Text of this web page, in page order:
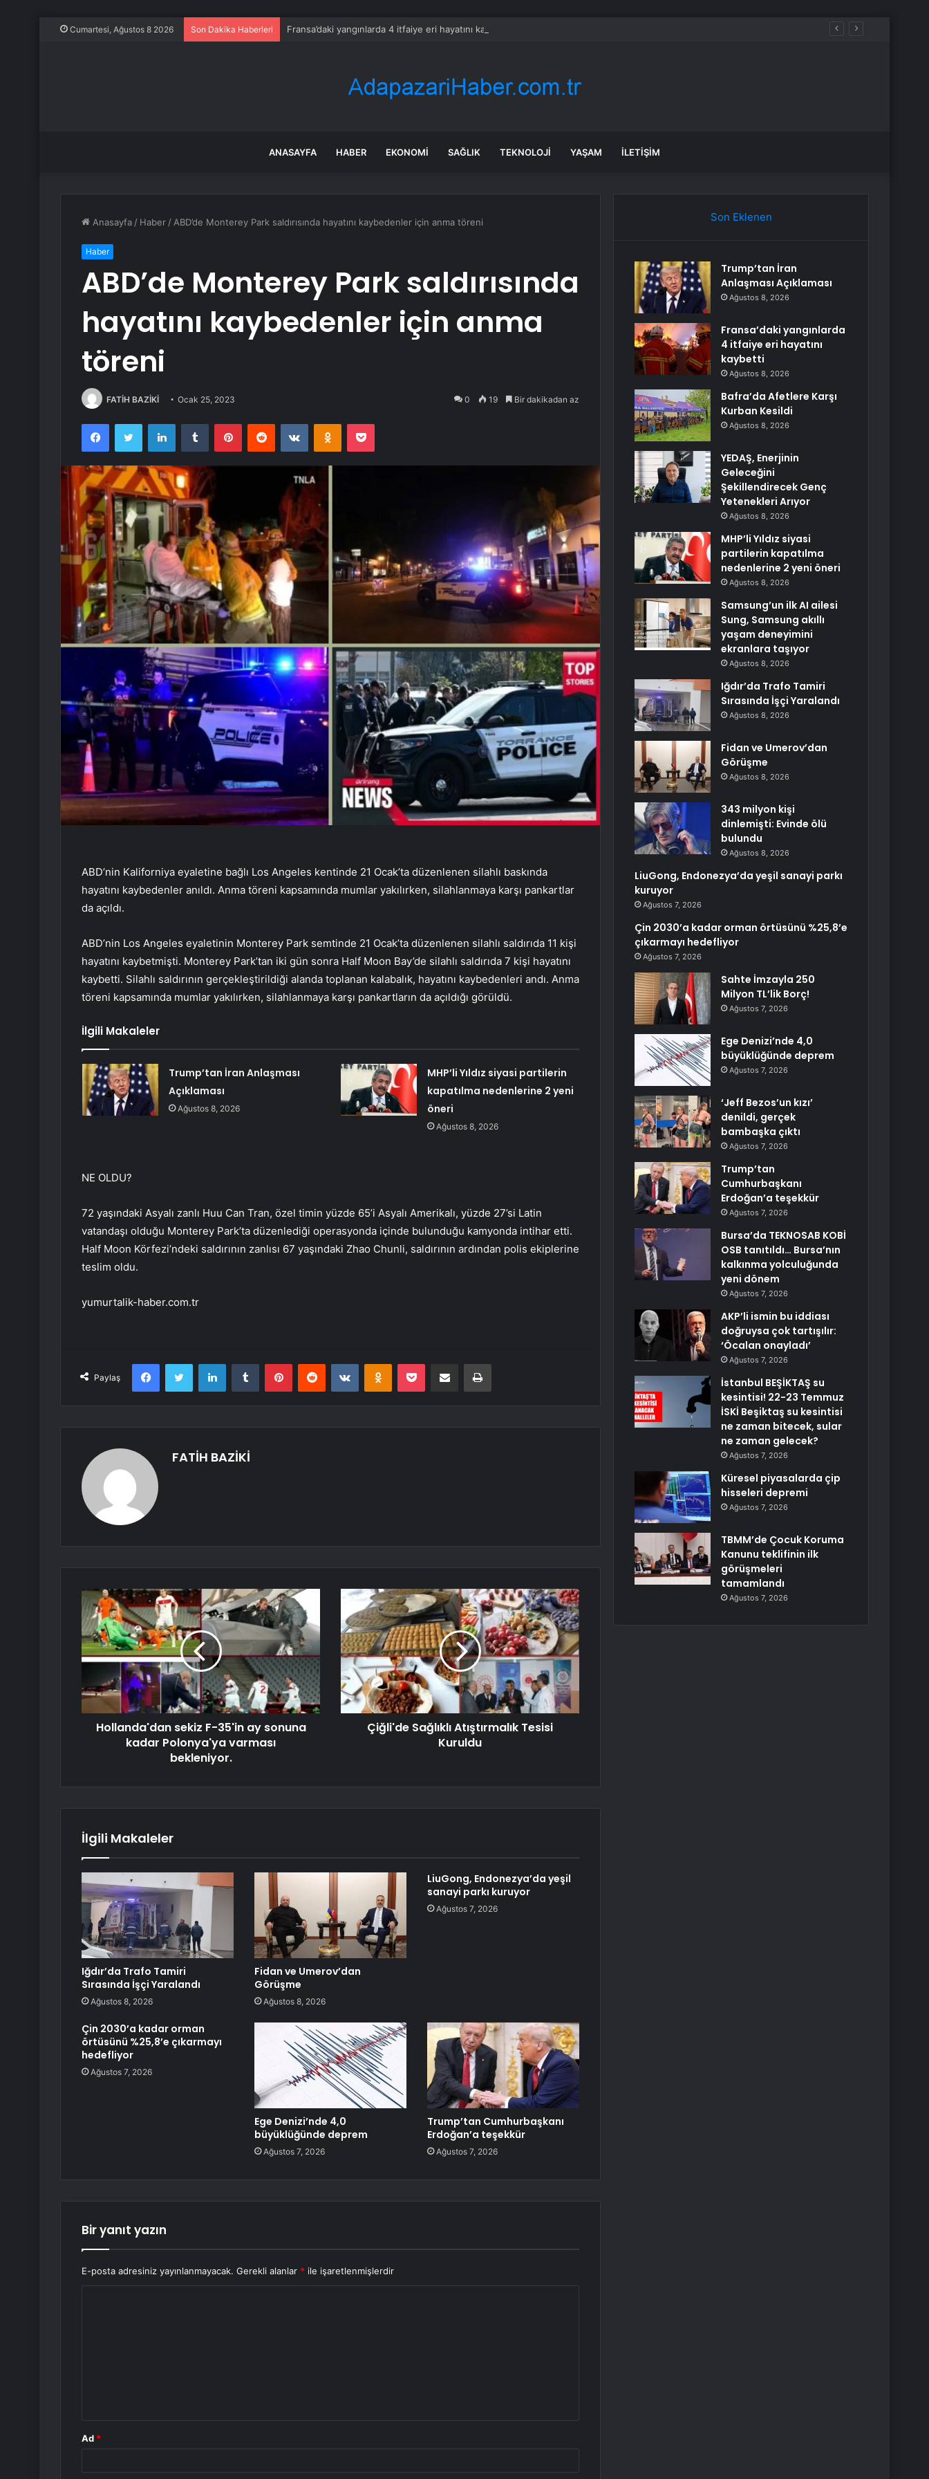
Cumartesi, Ağustos 8 2026 Son Dakika Haberleri Fransa’daki yangınlarda 4 itfaiye eri hayatını kaybetti
ANASAYFA HABER EKONOMI SAĞLIK TEKNOLOJI YAŞAM İLETIŞIM
Anasayfa / Haber / ABD’de Monterey Park saldırısında hayatını kaybedenler için anma töreni
Haber
ABD’de Monterey Park saldırısında
hayatını kaybedenler için anma
töreni
FATİH BAZİKİ Ocak 25, 2023 0 19 Bir dakikadan az
FacebookTwitter LinkedInTumblr PinterestReddit VKontakteOdnoklassniki
Pocket
ABD’nin Kaliforniya eyaletine bağlı Los Angeles kentinde 21 Ocak’ta düzenlenen silahlı baskında
hayatını kaybedenler anıldı. Anma töreni kapsamında mumlar yakılırken, silahlanmaya karşı pankartlar
da açıldı.
ABD’nin Los Angeles eyaletinin Monterey Park semtinde 21 Ocak’ta düzenlenen silahlı saldırıda 11 kişi
hayatını kaybetmişti. Monterey Park’tan iki gün sonra Half Moon Bay’de silahlı saldırıda 7 kişi hayatını
kaybetti. Silahlı saldırının gerçekleştirildiği alanda toplanan kalabalık, hayatını kaybedenleri andı. Anma
töreni kapsamında mumlar yakılırken, silahlanmaya karşı pankartların da açıldığı görüldü.
İlgili Makaleler
Trump’tan İran Anlaşması
Açıklaması
Ağustos 8, 2026
MHP’li Yıldız siyasi partilerin
kapatılma nedenlerine 2 yeni
öneri
Ağustos 8, 2026
NE OLDU?
72 yaşındaki Asyalı zanlı Huu Can Tran, özel timin yüzde 65’i Asyalı Amerikalı, yüzde 27’si Latin
vatandaşı olduğu Monterey Park’ta düzenlediği operasyonda içinde bulunduğu kamyonda intihar etti.
Half Moon Körfezi’ndeki saldırının zanlısı 67 yaşındaki Zhao Chunli, saldırının ardından polis ekiplerine
teslim oldu.
yumurtalik-haber.com.tr
Paylaş
FacebookTwitter LinkedInTumblr PinterestReddit VKontakteOdnoklassniki
Pocket E-Posta ile paylaş Yazdır
FATİH BAZİKİ
Hollanda'dan sekiz F-35'in ay sonuna
kadar Polonya'ya varması
bekleniyor.
Çiğli'de Sağlıklı Atıştırmalık Tesisi
Kuruldu
İlgili Makaleler
Iğdır’da Trafo Tamiri
Sırasında İşçi Yaralandı
Ağustos 8, 2026
Fidan ve Umerov’dan
Görüşme
Ağustos 8, 2026
LiuGong, Endonezya’da yeşil
sanayi parkı kuruyor
Ağustos 7, 2026
Çin 2030’a kadar orman
örtüsünü %25,8’e çıkarmayı
hedefliyor
Ağustos 7, 2026
Ege Denizi’nde 4,0
büyüklüğünde deprem
Ağustos 7, 2026
Trump’tan Cumhurbaşkanı
Erdoğan’a teşekkür
Ağustos 7, 2026
Bir yanıt yazın
E-posta adresiniz yayınlanmayacak. Gerekli alanlar * ile işaretlenmişlerdir
Ad *
Son Eklenen
Trump’tan İran
Anlaşması Açıklaması
Ağustos 8, 2026
Fransa’daki yangınlarda
4 itfaiye eri hayatını
kaybetti
Ağustos 8, 2026
Bafra’da Afetlere Karşı
Kurban Kesildi
Ağustos 8, 2026
YEDAŞ, Enerjinin
Geleceğini
Şekillendirecek Genç
Yetenekleri Arıyor
Ağustos 8, 2026
MHP’li Yıldız siyasi
partilerin kapatılma
nedenlerine 2 yeni öneri
Ağustos 8, 2026
Samsung’un ilk AI ailesi
Sung, Samsung akıllı
yaşam deneyimini
ekranlara taşıyor
Ağustos 8, 2026
Iğdır’da Trafo Tamiri
Sırasında İşçi Yaralandı
Ağustos 8, 2026
Fidan ve Umerov’dan
Görüşme
Ağustos 8, 2026
343 milyon kişi
dinlemişti: Evinde ölü
bulundu
Ağustos 8, 2026
LiuGong, Endonezya’da yeşil sanayi parkı
kuruyor
Ağustos 7, 2026
Çin 2030’a kadar orman örtüsünü %25,8’e
çıkarmayı hedefliyor
Ağustos 7, 2026
Sahte İmzayla 250
Milyon TL’lik Borç!
Ağustos 7, 2026
Ege Denizi’nde 4,0
büyüklüğünde deprem
Ağustos 7, 2026
‘Jeff Bezos’un kızı’
denildi, gerçek
bambaşka çıktı
Ağustos 7, 2026
Trump’tan
Cumhurbaşkanı
Erdoğan’a teşekkür
Ağustos 7, 2026
Bursa’da TEKNOSAB KOBİ
OSB tanıtıldı… Bursa’nın
kalkınma yolculuğunda
yeni dönem
Ağustos 7, 2026
AKP’li ismin bu iddiası
doğruysa çok tartışılır:
‘Öcalan onayladı’
Ağustos 7, 2026
İstanbul BEŞİKTAŞ su
kesintisi! 22-23 Temmuz
İSKİ Beşiktaş su kesintisi
ne zaman bitecek, sular
ne zaman gelecek?
Ağustos 7, 2026
Küresel piyasalarda çip
hisseleri depremi
Ağustos 7, 2026
TBMM’de Çocuk Koruma
Kanunu teklifinin ilk
görüşmeleri
tamamlandı
Ağustos 7, 2026